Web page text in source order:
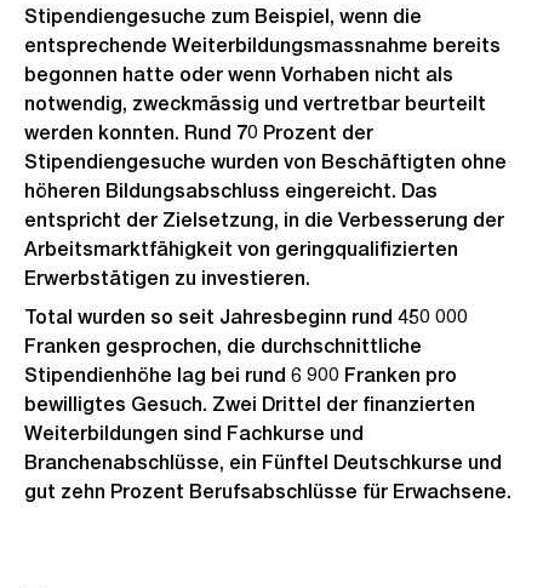
Stipendiengesuche zum Beispiel, wenn die
entsprechende Weiterbildungsmassnahme bereits
begonnen hatte oder wenn Vorhaben nicht als
notwendig, zweckmässig und vertretbar beurteilt
werden konnten. Rund 70 Prozent der
Stipendiengesuche wurden von Beschäftigten ohne
höheren Bildungsabschluss eingereicht. Das
entspricht der Zielsetzung, in die Verbesserung der
Arbeitsmarktfähigkeit von geringqualifizierten
Erwerbstätigen zu investieren.
Total wurden so seit Jahresbeginn rund 450 000
Franken gesprochen, die durchschnittliche
Stipendienhöhe lag bei rund 6 900 Franken pro
bewilligtes Gesuch. Zwei Drittel der finanzierten
Weiterbildungen sind Fachkurse und
Branchenabschlüsse, ein Fünftel Deutschkurse und
gut zehn Prozent Berufsabschlüsse für Erwachsene.